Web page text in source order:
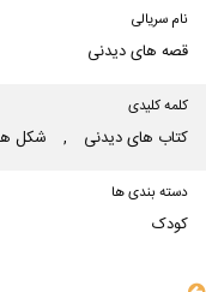
نام سریالی
قصه های دیدنی
کلمه کلیدی
كتاب های دیدنی , شكل
دسته بندی ها
کودک